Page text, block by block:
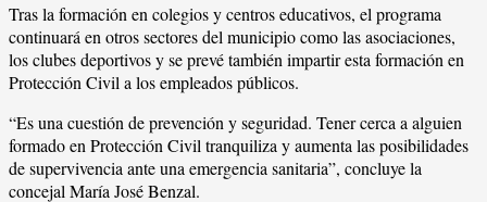
Tras la formación en colegios y centros educativos, el programa
continuará en otros sectores del municipio como las asociaciones,
los clubes deportivos y se prevé también impartir esta formación en
Protección Civil a los empleados públicos.
“Es una cuestión de prevención y seguridad. Tener cerca a alguien
formado en Protección Civil tranquiliza y aumenta las posibilidades
de supervivencia ante una emergencia sanitaria”, concluye la
concejal María José Benzal.